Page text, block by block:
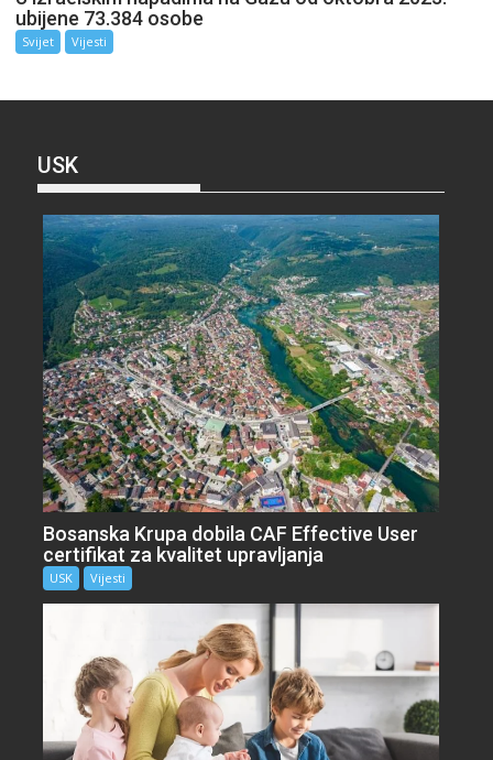
ubijene 73.384 osobe
Svijet Vijesti
USK
Bosanska Krupa dobila CAF Effective User
certifikat za kvalitet upravljanja
USK Vijesti